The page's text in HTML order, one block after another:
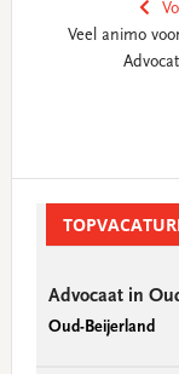
Veel animo
Sidebar
Advocaat in
Oud-Beijerland